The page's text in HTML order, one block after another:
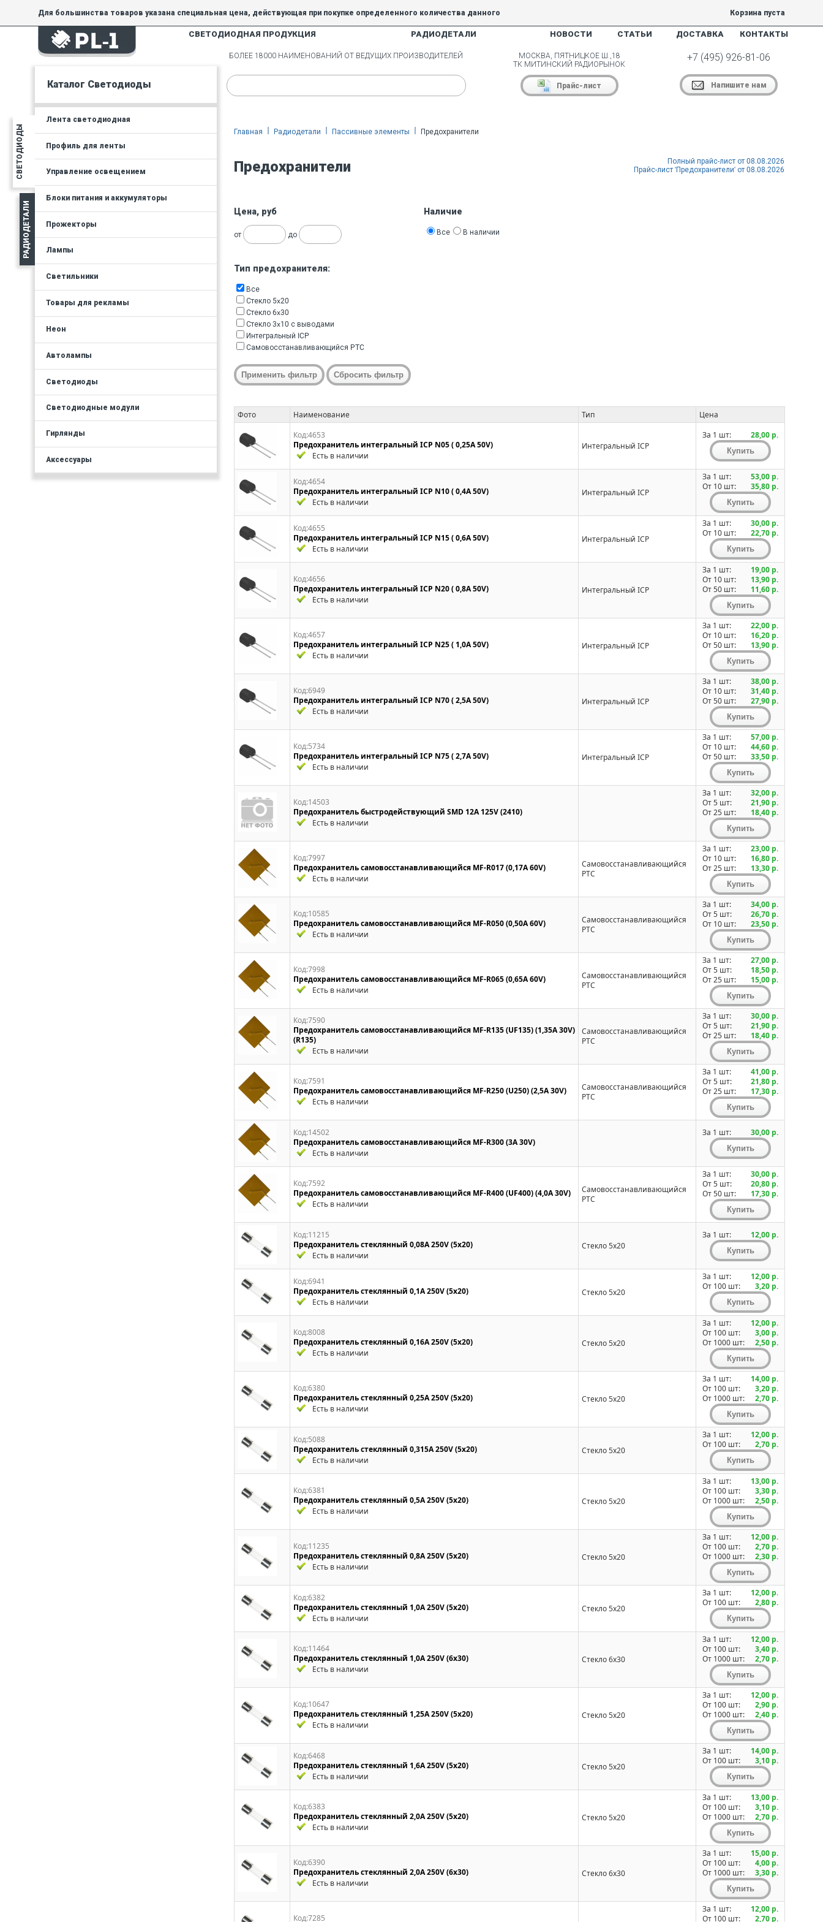
Для большинства товаров указана специальная цена, действующая при покупке определенного количества данного
товара.
На товары, купленные по специальной цене, общие скидки 5% и 10% не действуют.
Корзина пуста
СВЕТОДИОДНАЯ ПРОДУКЦИЯ РАДИОДЕТАЛИ НОВОСТИ СТАТЬИ ДОСТАВКА КОНТАКТЫ
СВЕТОДИОДЫ
РАДИОДЕТАЛИ
Каталог Светодиоды
Лента светодиодная
Профиль для ленты
Управление освещением
Блоки питания и аккумуляторы
Прожекторы
Лампы
Светильники
Товары для рекламы
Неон
Автолампы
Светодиоды
Светодиодные модули
Гирлянды
Аксессуары
БОЛЕЕ 18000 НАИМЕНОВАНИЙ ОТ ВЕДУЩИХ ПРОИЗВОДИТЕЛЕЙ
МОСКВА, ПЯТНИЦКОЕ Ш.,18
ТК МИТИНСКИЙ РАДИОРЫНОК
Прайс-лист
+7 (495) 926-81-06
Напишите нам
Главная Радиодетали Пассивные элементы Предохранители
Предохранители
Полный прайс-лист от 08.08.2026
Прайс-лист 'Предохранители' от 08.08.2026
Цена, руб
от до
Наличие
Все В наличии
Тип предохранителя:
Все
Стекло 5x20
Стекло 6x30
Стекло 3x10 с выводами
Интегральный ICP
Самовосстанавливающийся PTC
Фото Наименование Тип
Цена
Код:4653
Предохранитель интегральный ICP N05 ( 0,25A 50V)
Есть в наличии
Интегральный ICP
За 1 шт: 28,00 р.
Код:4654
Предохранитель интегральный ICP N10 ( 0,4A 50V)
Есть в наличии
Интегральный ICP
За 1 шт:
53,00 р.
От 10 шт:
35,80 р.
Код:4655
Предохранитель интегральный ICP N15 ( 0,6A 50V)
Есть в наличии
Интегральный ICP
За 1 шт:
30,00 р.
От 10 шт:
22,70 р.
Код:4656
Предохранитель интегральный ICP N20 ( 0,8A 50V)
Есть в наличии
Интегральный ICP
За 1 шт:
19,00 р.
От 10 шт:
13,90 р.
От 50 шт:
11,60 р.
Код:4657
Предохранитель интегральный ICP N25 ( 1,0A 50V)
Есть в наличии
Интегральный ICP
За 1 шт:
22,00 р.
От 10 шт:
16,20 р.
От 50 шт:
13,90 р.
Код:6949
Предохранитель интегральный ICP N70 ( 2,5A 50V)
Есть в наличии
Интегральный ICP
За 1 шт:
38,00 р.
От 10 шт:
31,40 р.
От 50 шт:
27,90 р.
Код:5734
Предохранитель интегральный ICP N75 ( 2,7A 50V)
Есть в наличии
Интегральный ICP
За 1 шт:
57,00 р.
От 10 шт:
44,60 р.
От 50 шт:
33,50 р.
Код:14503
Предохранитель быстродействующий SMD 12A 125V (2410)
Есть в наличии
За 1 шт:
32,00 р.
От 5 шт:
21,90 р.
От 25 шт:
18,40 р.
Код:7997
Предохранитель самовосстанавливающийся MF-R017 (0,17A 60V)
Есть в наличии
Самовосстанавливающийся
PTC
За 1 шт:
23,00 р.
От 10 шт:
16,80 р.
От 25 шт:
13,30 р.
Код:10585
Предохранитель самовосстанавливающийся MF-R050 (0,50A 60V)
Есть в наличии
Самовосстанавливающийся
PTC
За 1 шт:
34,00 р.
От 5 шт:
26,70 р.
От 10 шт:
23,50 р.
Код:7998
Предохранитель самовосстанавливающийся MF-R065 (0,65A 60V)
Есть в наличии
Самовосстанавливающийся
PTC
За 1 шт:
27,00 р.
От 5 шт:
18,50 р.
От 25 шт:
15,00 р.
Код:7590
Предохранитель самовосстанавливающийся MF-R135 (UF135) (1,35A 30V)
(R135)
Есть в наличии
Самовосстанавливающийся
PTC
За 1 шт:
30,00 р.
От 5 шт:
21,90 р.
От 25 шт:
18,40 р.
Код:7591
Предохранитель самовосстанавливающийся MF-R250 (U250) (2,5A 30V)
Есть в наличии
Самовосстанавливающийся
PTC
За 1 шт:
41,00 р.
От 5 шт:
21,80 р.
От 25 шт:
17,30 р.
Код:14502
Предохранитель самовосстанавливающийся MF-R300 (3A 30V)
Есть в наличии
За 1 шт: 30,00 р.
Код:7592
Предохранитель самовосстанавливающийся MF-R400 (UF400) (4,0A 30V)
Есть в наличии
Самовосстанавливающийся
PTC
За 1 шт:
30,00 р.
От 5 шт:
20,80 р.
От 50 шт:
17,30 р.
Код:11215
Предохранитель стеклянный 0,08A 250V (5x20)
Есть в наличии
Стекло 5x20
За 1 шт: 12,00 р.
Код:6941
Предохранитель стеклянный 0,1A 250V (5x20)
Есть в наличии
Стекло 5x20
За 1 шт:
12,00 р.
От 100 шт:
3,20 р.
Код:8008
Предохранитель стеклянный 0,16A 250V (5x20)
Есть в наличии
Стекло 5x20
За 1 шт:
12,00 р.
От 100 шт:
3,00 р.
От 1000 шт:
2,50 р.
Код:6380
Предохранитель стеклянный 0,25A 250V (5x20)
Есть в наличии
Стекло 5x20
За 1 шт:
14,00 р.
От 100 шт:
3,20 р.
От 1000 шт:
2,70 р.
Код:5088
Предохранитель стеклянный 0,315A 250V (5x20)
Есть в наличии
Стекло 5x20
За 1 шт:
12,00 р.
От 100 шт:
2,70 р.
Код:6381
Предохранитель стеклянный 0,5A 250V (5x20)
Есть в наличии
Стекло 5x20
За 1 шт:
13,00 р.
От 100 шт:
3,30 р.
От 1000 шт:
2,50 р.
Код:11235
Предохранитель стеклянный 0,8A 250V (5x20)
Есть в наличии
Стекло 5x20
За 1 шт:
12,00 р.
От 100 шт:
2,70 р.
От 1000 шт:
2,30 р.
Код:6382
Предохранитель стеклянный 1,0A 250V (5x20)
Есть в наличии
Стекло 5x20
За 1 шт:
12,00 р.
От 100 шт:
2,80 р.
Код:11464
Предохранитель стеклянный 1,0А 250V (6x30)
Есть в наличии
Стекло 6x30
За 1 шт:
12,00 р.
От 100 шт:
3,40 р.
От 1000 шт:
2,70 р.
Код:10647
Предохранитель стеклянный 1,25A 250V (5x20)
Есть в наличии
Стекло 5x20
За 1 шт:
12,00 р.
От 100 шт:
2,90 р.
От 1000 шт:
2,40 р.
Код:6468
Предохранитель стеклянный 1,6A 250V (5x20)
Есть в наличии
Стекло 5x20
За 1 шт:
14,00 р.
От 100 шт:
3,10 р.
Код:6383
Предохранитель стеклянный 2,0A 250V (5x20)
Есть в наличии
Стекло 5x20
За 1 шт:
13,00 р.
От 100 шт:
3,10 р.
От 1000 шт:
2,70 р.
Код:6390
Предохранитель стеклянный 2,0A 250V (6x30)
Есть в наличии
Стекло 6x30
За 1 шт:
15,00 р.
От 100 шт:
4,00 р.
От 1000 шт:
3,30 р.
Код:7285
За 1 шт:
12,00 р.
От 100 шт:
2,70 р.